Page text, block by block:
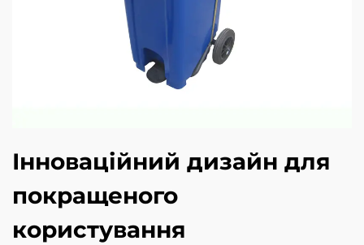
Інноваційний дизайн для
покращеного
користування